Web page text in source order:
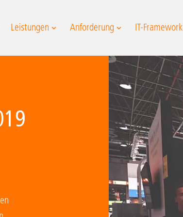
Leistungen Anforderung IT-Framework